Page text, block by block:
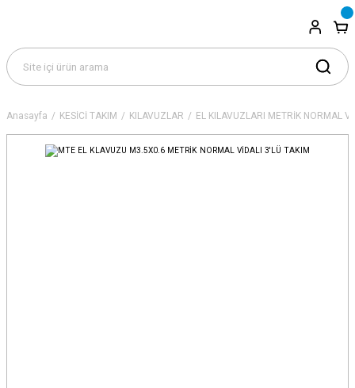
Anasayfa KESİCİ TAKIM KILAVUZLAR EL KILAVUZLARI METRİK NORMAL